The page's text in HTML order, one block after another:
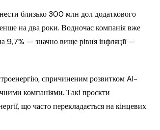
близько 300 млн дол додаткового
на два роки. Водночас компанія вже
9,7% — значно вище рівня інфляції —
спричиненим розвитком AI-
компаніями. Такі проєкти
що часто перекладається на кінцевих